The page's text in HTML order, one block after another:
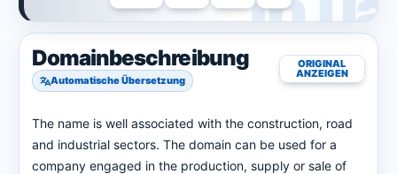
Domainbeschreibung
Automatische Übersetzung
ORIGINAL
ANZEIGEN
The name is well associated with the construction, road
and industrial sectors. The domain can be used for a
company engaged in the production, supply or sale of